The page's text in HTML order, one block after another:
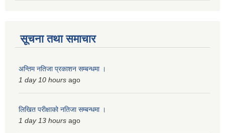
सूचना तथा समाचार
अन्तिम नतिजा प्रकाशन सम्बन्धमा ।
1 day 10 hours ago
लिखित परीक्षाको नतिजा सम्बन्धमा ।
1 day 13 hours ago